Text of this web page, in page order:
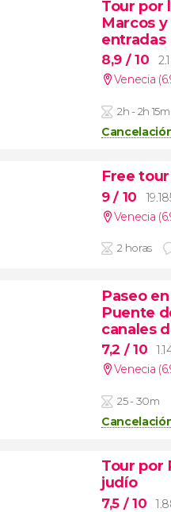
Tour por
Marcos
entradas
8,9 / 10
Venecia
2h - 2h 15m
Free
9/ 10
Venecia
2 horas
Paseo
Puente
canales
7,2 / 10
Venecia
25 - 30m
Tour por
judío
7,5 / 10